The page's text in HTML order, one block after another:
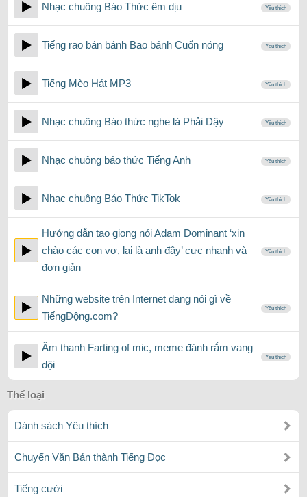
Nhạc chuông Báo Thức êm dịu Yêu thích
Tiếng rao bán bánh Bao bánh Cuốn nóng Yêu thích
Tiếng Mèo Hát MP3 Yêu thích
Nhạc chuông Báo thức nghe là Phải Dậy Yêu thích
Nhạc chuông báo thức Tiếng Anh Yêu thích
Nhạc chuông Báo Thức TikTok Yêu thích
Hướng dẫn tạo giọng nói Adam Dominant ‘xin
chào các con vợ, lại là anh đây’ cực nhanh và
đơn giản
Yêu thích
Những website trên Internet đang nói gì về
TiếngĐộng.com?
Yêu thích
Âm thanh Farting of mic, meme đánh rắm vang
dội
Yêu thích
Thể loại
Dánh sách Yêu thích
Chuyển Văn Bản thành Tiếng Đọc
Tiếng cười